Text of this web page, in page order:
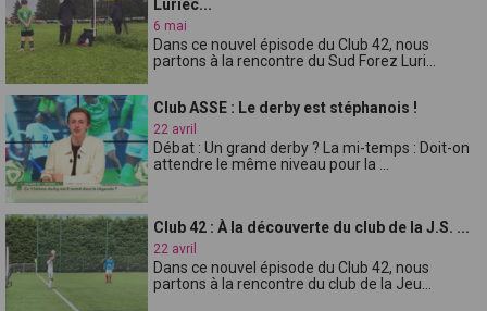
Luriec...
6 mai
Dans ce nouvel épisode du Club 42, nous
partons à la rencontre du Sud Forez Luri...
Club ASSE : Le derby est stéphanois !
22 avril
Débat : Un grand derby ? La mi-temps : Doit-on
attendre le même niveau pour la ...
Club 42 : À la découverte du club de la J.S. ...
22 avril
Dans ce nouvel épisode du Club 42, nous
partons à la rencontre du club de la Jeu...